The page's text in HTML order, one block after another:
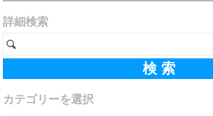
詳細検索
カテゴリーを選択